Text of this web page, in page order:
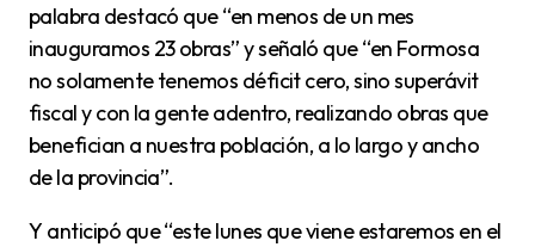
palabra destacó que “en menos de un mes
inauguramos 23 obras” y señaló que “en Formosa
no solamente tenemos déficit cero, sino superávit
fiscal y con la gente adentro, realizando obras que
benefician a nuestra población, a lo largo y ancho
de la provincia”.
Y anticipó que “este lunes que viene estaremos en el